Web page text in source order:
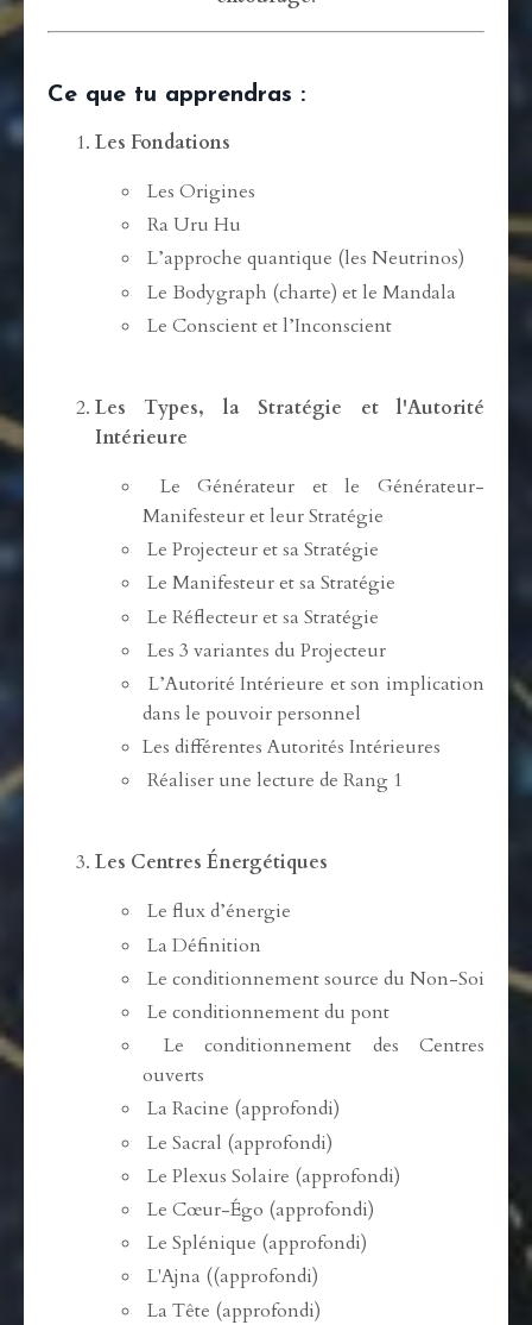
Ce que tu apprendras :
Les Fondations
Les Origines
Ra Uru Hu
L’approche quantique (les Neutrinos)
Le Bodygraph (charte) et le Mandala
Le Conscient et l’Inconscient
Les Types, la Stratégie et l'Autorité
Intérieure
Le Générateur et le Générateur-
Manifesteur et leur Stratégie
Le Projecteur et sa Stratégie
Le Manifesteur et sa Stratégie
Le Réflecteur et sa Stratégie
Les 3 variantes du Projecteur
L’Autorité Intérieure et son implication
dans le pouvoir personnel
Les différentes Autorités Intérieures
Réaliser une lecture de Rang 1
Les Centres Énergétiques
Le flux d’énergie
La Définition
Le conditionnement source du Non-Soi
Le conditionnement du pont
Le conditionnement des Centres
ouverts
La Racine (approfondi)
Le Sacral (approfondi)
Le Plexus Solaire (approfondi)
Le Cœur-Égo (approfondi)
Le Splénique (approfondi)
L'Ajna ((approfondi)
La Tête (approfondi)